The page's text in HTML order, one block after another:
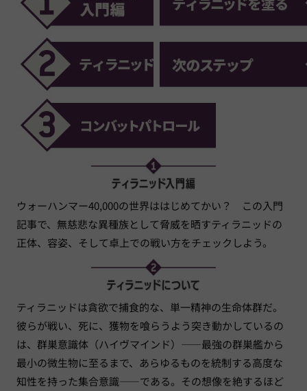
ウォーハンマー40,000の世界ははじめてかい？ この入門
記事で、無慈悲な異種族として脅威を晒すティラニッドの
正体、容姿、そして卓上での戦い方をチェックしよう。
ティラニッドは貪欲で捕食的な、単一精神の生命体群だ。
彼らが戦い、死に、獲物を喰らうよう突き動かしているの
は、群巣意識体（ハイヴマインド）——最強の群巣艦から
最小の微生物に至るまで、あらゆるものを統制する高度な
知性を持った集合意識——である。その想像を絶するほど